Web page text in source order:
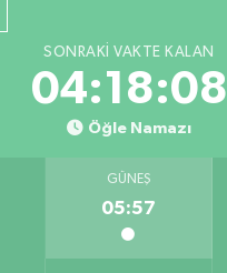
SONRAKI VAKTE KALAN
04:18:08
Öğle Namazı
GÜNEŞ
05:57